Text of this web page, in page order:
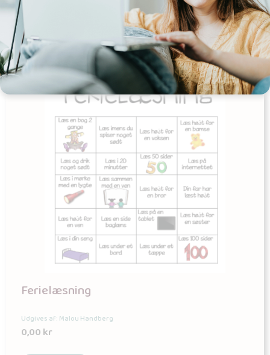
Tilføj til kurv
Ferielæsning
Udgives af: Malou Handberg
0,00kr